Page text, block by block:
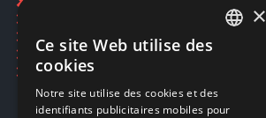
Restauration CD griffés
Réparations & SAV
Smartpoints
×
Ce site Web utilise des
cookies
Notre site utilise des cookies et des
identifiants publicitaires mobiles pour